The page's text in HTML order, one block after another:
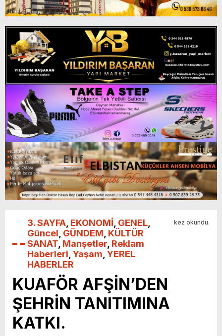
3. SAYFA EKONOMİ GENEL
Güncel GÜNDEM KÜLTÜR
SANAT Manşetler Reklam
Haberleri Yaşam YEREL
HABERLER
kez okundu.
KUAFÖR AFŞİN’DEN
ŞEHRİN TANITIMINA
KATKI.